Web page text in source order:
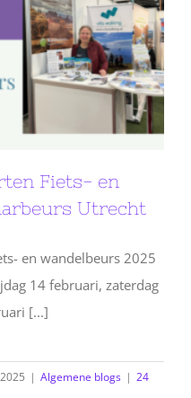
Fiets- en
Utrecht
en wandelbeurs 2025
14 februari, zaterdag
[...]
| Algemene blogs | 24